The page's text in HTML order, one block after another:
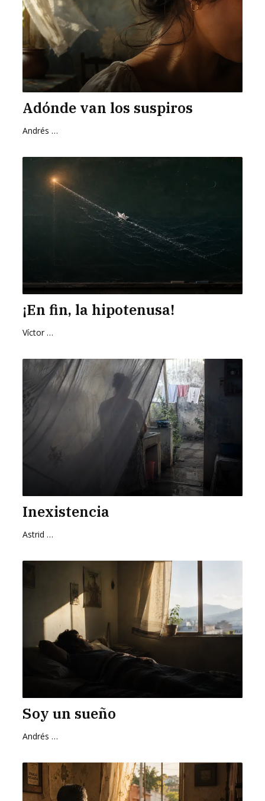
Adónde van los suspiros
Andrés Zurita Zafra
¡En fin, la hipotenusa!
Víctor Hugo Pedraza
Inexistencia
Astrid Cervantes
Soy un sueño
Andrés Zurita Zafra